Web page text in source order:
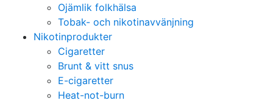
Ojämlik folkhälsa
Tobak- och nikotinavvänjning
Nikotinprodukter
Cigaretter
Brunt & vitt snus
E-cigaretter
Heat-not-burn